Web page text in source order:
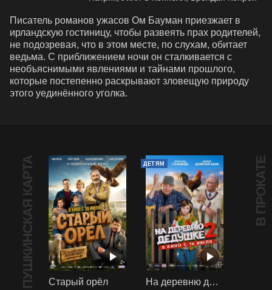
Писатель романов ужасов Ом Бауман приезжает в
ирландскую гостиницу, чтобы развеять прах родителей,
не подозревая, что в этом месте, по слухам, обитает
ведьма. С приближением ночи он сталкивается с
необъяснимыми явлениями и тайнами прошлого,
которые постепенно раскрывают зловещую природу
этого уединённого уголка.
ПУШКИНСКАЯ КАРТА Старый орёл
ДЕТЯМ
На деревню дедушке 2
В ПРОКАТЕ